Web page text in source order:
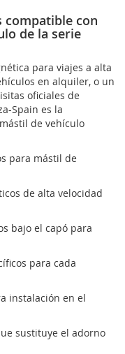
compatible con
de la serie
para viajes a alta
en alquiler, o un
oficiales de
Spain es la
de vehículo
para mástil de
de alta velocidad
bajo el capó para
para cada
instalación en el
sustituye el adorno